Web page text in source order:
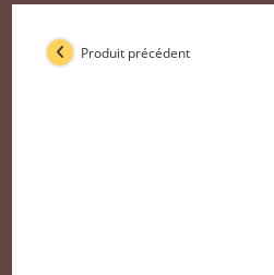
Produit précédent